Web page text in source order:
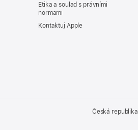
Etika a soulad s právními
normami
Kontaktuj Apple
Česká republika